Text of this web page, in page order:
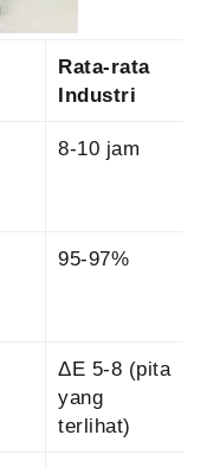
Rata-rata
Industri
8-10 jam
95-97%
ΔE 5-8 (pita
yang
terlihat)